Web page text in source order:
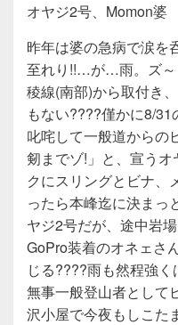
オヤジ2号、Momon婆
昨年は婆の急病で涙を
至れり!!…が…雨。ズ
稜線(南部)から取付き
もない????僅かに8/
叱咤して一般道からの
剱までゾ!」と、宣う
クにスリングとビナ、
ったら本峰迄に決まっ
ヤジ2号だが、途中岩
GoPro装着のオネェさ
じる????雨も然程強く
無事一般登山者として
沢小屋で今夜もしこた